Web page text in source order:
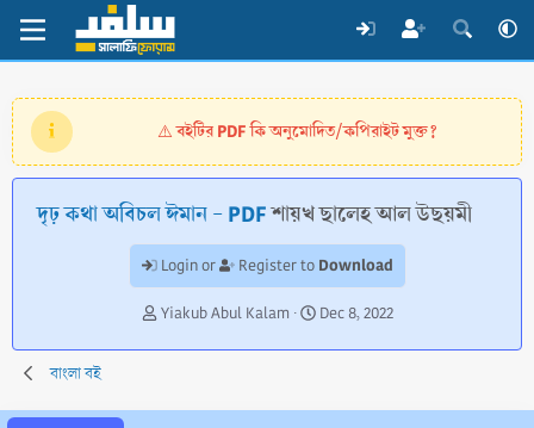
⚠️বইটির PDF কি অনুমোদিত/কপিরাইট মুক্ত?
দৃঢ় কথা অবিচল ঈমান - PDFশায়খ ছালেহ আল উছয়মী
Login or Register to Download
A
t
Yiakub Abul Kalam
C
e
Dec 8, 2022
বাংলা বই